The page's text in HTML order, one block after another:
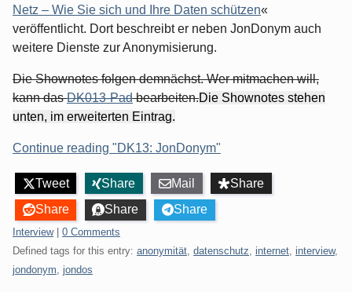
Netz – Wie Sie sich und Ihre Daten schützen«
veröffentlicht. Dort beschreibt er neben JonDonym auch
weitere Dienste zur Anonymisierung.
Die Shownotes folgen demnächst. Wer mitmachen will,
kann dasDK013-Padbearbeiten.Die Shownotes stehen
unten, im erweiterten Eintrag.
Continue reading "DK13: JonDonym"
Tweet Share Mail
Share
Share
Share Share
Categories:
Interview| 0 Comments
Defined tags for this entry: anonymität, datenschutz, internet, interview,
jondonym, jondos